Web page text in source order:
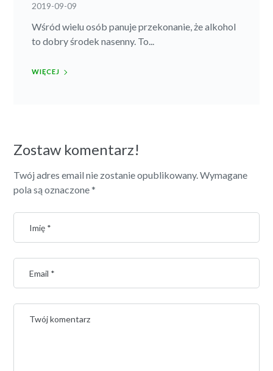
2019-09-09
Wśród wielu osób panuje przekonanie, że alkohol
to dobry środek nasenny. To...
WIĘCEJ
Zostaw komentarz!
Twój adres email nie zostanie opublikowany.Wymagane
pola są oznaczone*